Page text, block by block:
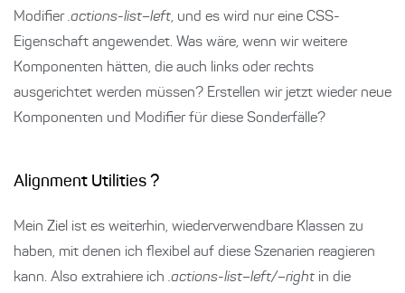
Modifier.actions-list–left, und es wird nur eine CSS-
Eigenschaft angewendet. Was wäre, wenn wir weitere
Komponenten hätten, die auch links oder rechts
ausgerichtet werden müssen? Erstellen wir jetzt wieder neue
Komponenten und Modifier für diese Sonderfälle?
Alignment Utilities ?
Mein Ziel ist es weiterhin, wiederverwendbare Klassen zu
haben, mit denen ich flexibel auf diese Szenarien reagieren
kann. Also extrahiere ich .actions-list–left/–right in die